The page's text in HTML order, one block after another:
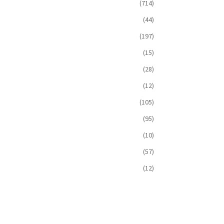
(714)
(44)
(197)
(15)
(28)
(12)
(105)
(95)
(10)
(57)
(12)